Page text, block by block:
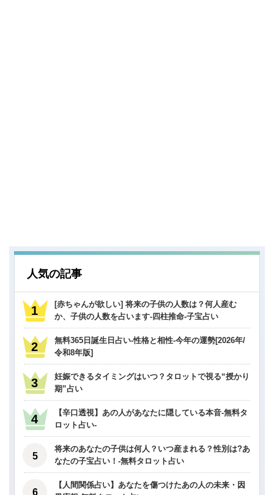
人気の記事
[赤ちゃんが欲しい] 将来の子供の人数は？何人産む
か、子供の人数を占います-四柱推命-子宝占い
無料365日誕生日占い-性格と相性-今年の運勢[2026年/
令和8年版]
妊娠できるタイミングはいつ？タロットで視る“授かり
期”占い
【辛口透視】あの人があなたに隠している本音-無料タ
ロット占い-
将来のあなたの子供は何人？いつ産まれる？性別は?あ
なたの子宝占い！-無料タロット占い
【人間関係占い】あなたを傷つけたあの人の未来・因